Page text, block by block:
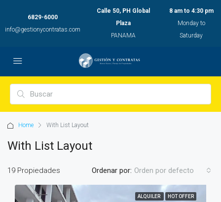
6829-6000
info@gestionycontratas.com
Calle 50, PH Global
Plaza
PANAMA
8 am to 4:30 pm
Monday to
Saturday
Home With List Layout
With List Layout
19 Propiedades Ordenar por: Orden por defecto
ALQUILER HOT OFFER